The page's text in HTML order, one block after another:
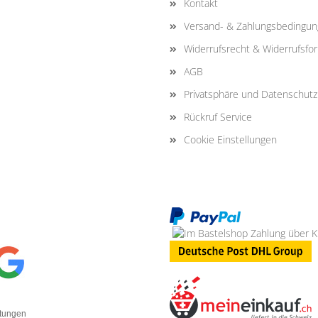
Kontakt
Versand- &
Widerrufsrecht &
AGB
Privatsphäre und Datenschutz
Rückruf Service
Cookie Einstellungen